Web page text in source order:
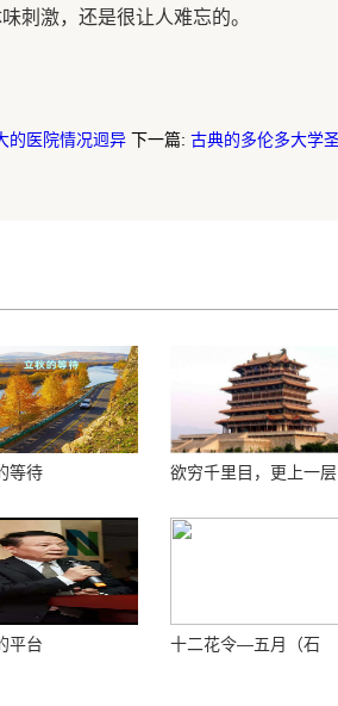
刺激，还是很让人难忘的。
的医院情况迥异 下一篇: 古典的多伦多大学
等待
欲穷千里目，更上一层
平台
十二花令—五月（石